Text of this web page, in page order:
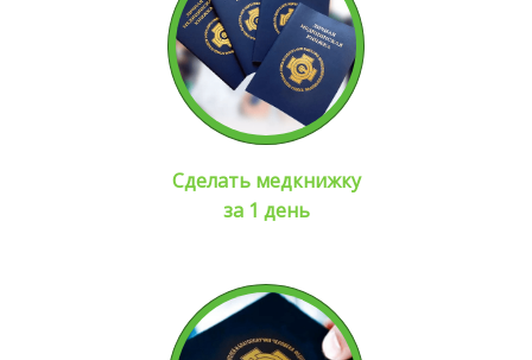
Сделать медкнижку
за 1 день